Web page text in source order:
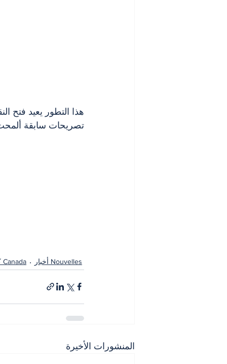
هذا التطور يعيد فتح
تصريحات سابقة ألمحت
Nouvelles أخبار
Canada كندا
المنشورات الأخيرة